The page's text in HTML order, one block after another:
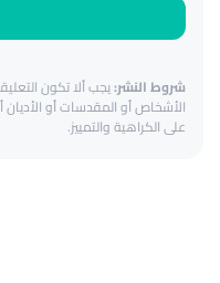
شروط النشر:يجب ألا تكون
الأشخاص أو المقدسات أو الأديان
على الكراهية والتمييز.